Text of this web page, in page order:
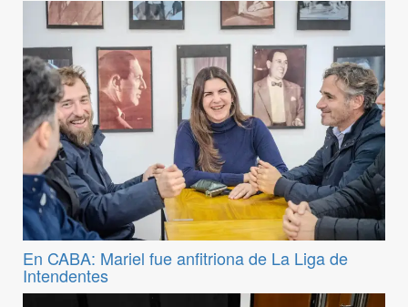
En CABA: Mariel fue anfitriona de La Liga de
Intendentes